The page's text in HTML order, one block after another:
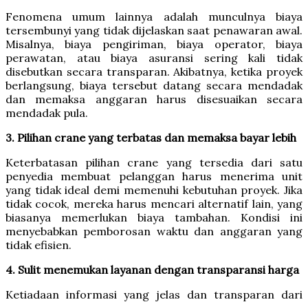
Fenomena umum lainnya adalah munculnya biaya
tersembunyi yang tidak dijelaskan saat penawaran awal.
Misalnya, biaya pengiriman, biaya operator, biaya
perawatan, atau biaya asuransi sering kali tidak
disebutkan secara transparan. Akibatnya, ketika proyek
berlangsung, biaya tersebut datang secara mendadak
dan memaksa anggaran harus disesuaikan secara
mendadak pula.
3. Pilihan crane yang terbatas dan memaksa bayar lebih
Keterbatasan pilihan crane yang tersedia dari satu
penyedia membuat pelanggan harus menerima unit
yang tidak ideal demi memenuhi kebutuhan proyek. Jika
tidak cocok, mereka harus mencari alternatif lain, yang
biasanya memerlukan biaya tambahan. Kondisi ini
menyebabkan pemborosan waktu dan anggaran yang
tidak efisien.
4. Sulit menemukan layanan dengan transparansi harga
Ketiadaan informasi yang jelas dan transparan dari